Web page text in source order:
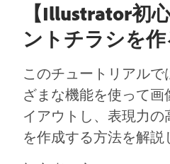
【Illustrator初
ントチラシを
このチュートリアルで
ざまな機能を使って画
イアウトし、表現力
を作成する方法を解説